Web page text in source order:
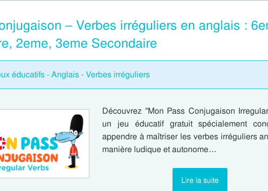
– Verbes irréguliers en anglais :
2eme, 3eme Secondaire
éducatifs - Anglais - Verbes irréguliers
Découvrez “Mon Pass Conjugaison
un jeu éducatif gratuit spécialement
appendre à maîtriser les verbes irréguliers
manière ludique et autonome…
Lire la suite